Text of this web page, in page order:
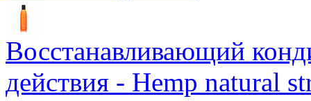
Восстанавливающий
действия - Hemp natural